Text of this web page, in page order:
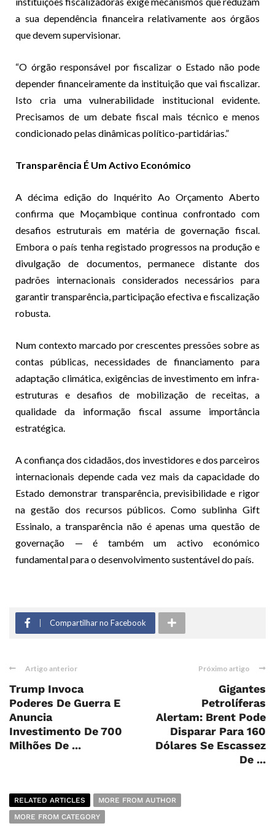
a sua dependência financeira relativamente aos órgãos
que devem supervisionar.
“O órgão responsável por fiscalizar o Estado não pode
depender financeiramente da instituição que vai fiscalizar.
Isto cria uma vulnerabilidade institucional evidente.
Precisamos de um debate fiscal mais técnico e menos
condicionado pelas dinâmicas político-partidárias.”
Transparência É Um Activo Económico
A décima edição do Inquérito Ao Orçamento Aberto
confirma que Moçambique continua confrontado com
desafios estruturais em matéria de governação fiscal.
Embora o país tenha registado progressos na produção e
divulgação de documentos, permanece distante dos
padrões internacionais considerados necessários para
garantir transparência, participação efectiva e fiscalização
robusta.
Num contexto marcado por crescentes pressões sobre as
contas públicas, necessidades de financiamento para
adaptação climática, exigências de investimento em infra-
estruturas e desafios de mobilização de receitas, a
qualidade da informação fiscal assume importância
estratégica.
A confiança dos cidadãos, dos investidores e dos parceiros
internacionais depende cada vez mais da capacidade do
Estado demonstrar transparência, previsibilidade e rigor
na gestão dos recursos públicos. Como sublinha Gift
Essinalo, a transparência não é apenas uma questão de
governação — é também um activo económico
fundamental para o desenvolvimento sustentável do país.
Compartilhar no Facebook
Artigo anterior
Trump Invoca
Poderes De Guerra E
Anuncia
Investimento De 700
Milhões De ...
Próximo artigo
Gigantes
Petrolíferas
Alertam: Brent Pode
Disparar Para 160
Dólares Se Escassez
De ...
RELATED ARTICLES
MORE FROM AUTHOR
MORE FROM CATEGORY